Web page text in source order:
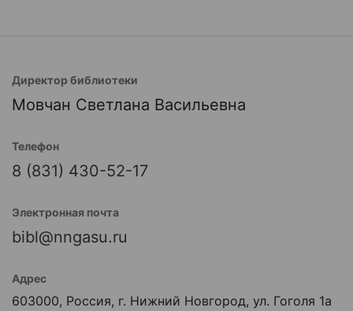
Директор библиотеки
Мовчан Светлана Васильевна
Телефон
8 (831) 430-52-17
Электронная почта
bibl@nngasu.ru
Адрес
603000, Россия, г. Нижний Новгород, ул. Гоголя 1а